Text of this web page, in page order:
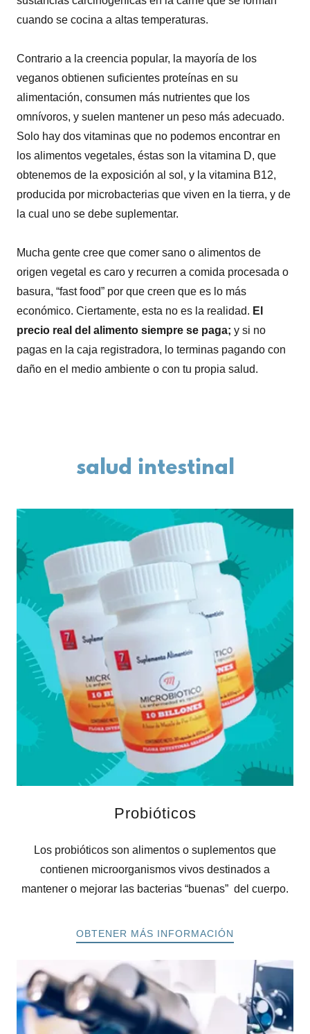
cuando se cocina a altas temperaturas.
Contrario a la creencia popular, la mayoría de los
veganos obtienen suficientes proteínas en su
alimentación, consumen más nutrientes que los
omnívoros, y suelen mantener un peso más adecuado.
Solo hay dos vitaminas que no podemos encontrar en
los alimentos vegetales, éstas son la vitamina D, que
obtenemos de la exposición al sol, y la vitamina B12,
producida por microbacterias que viven en la tierra, y de
la cual uno se debe suplementar.
​Mucha gente cree que comer sano o alimentos de
origen vegetal es caro y recurren a comida procesada o
basura, “fast food” por que creen que es lo más
económico. Ciertamente, esta no es la realidad. El
precio real del alimento siempre se paga; y si no
pagas en la caja registradora, lo terminas pagando con
daño en el medio ambiente o con tu propia salud.
salud intestinal
Probióticos
Los probióticos son alimentos o suplementos que
contienen microorganismos vivos destinados a
mantener o mejorar las bacterias “buenas” del cuerpo.
OBTENER MÁS INFORMACIÓN